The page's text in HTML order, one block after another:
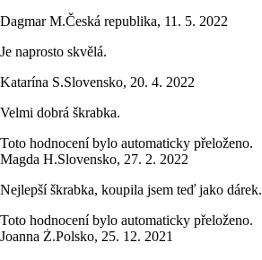
Dagmar M.Česká republika, 11. 5. 2022
Je naprosto skvělá.
Katarína S.Slovensko, 20. 4. 2022
Velmi dobrá škrabka.
Toto hodnocení bylo automaticky přeloženo.
Magda H.Slovensko, 27. 2. 2022
Nejlepší škrabka, koupila jsem teď jako dárek.
Toto hodnocení bylo automaticky přeloženo.
Joanna Ż.Polsko, 25. 12. 2021